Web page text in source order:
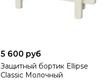
5 600 руб
Защитный бортик Ellipse
Classic Молочный